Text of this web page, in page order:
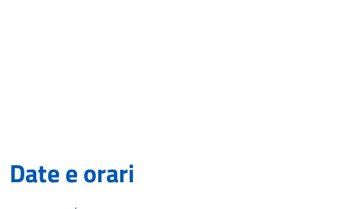
Date e orari